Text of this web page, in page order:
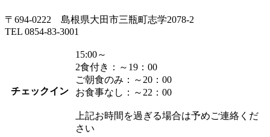
〒694-0222 島根県大田市三瓶町志学2078-2
TEL 0854-83-3001
チェックイン
15:00～
2食付き：～19：00
ご朝食のみ：～20：00
お食事なし：～22：00
上記お時間を過ぎる場合は予めご連絡くだ
さい